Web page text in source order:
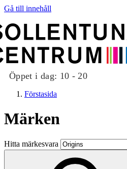
Gå till innehåll
Öppet i dag: 10 - 20
Butiker
Mat och dryck
Förstasida
Märken
Hitta märkesvara